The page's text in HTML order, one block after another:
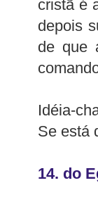
cristã é
depois
de que
Idéia-
Se está
14. do